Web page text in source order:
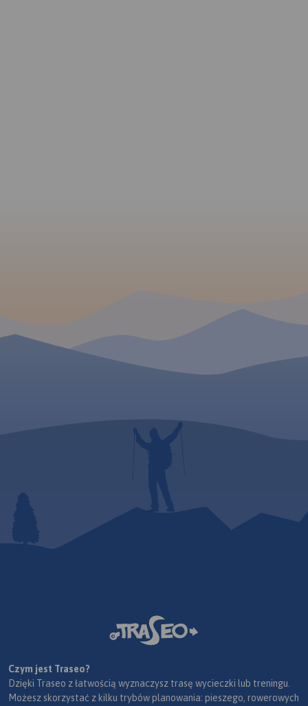
Czym jest Traseo?
Dzięki Traseo z łatwością wyznaczysz trasę wycieczki lub treningu.
Możesz skorzystać z kilku trybów planowania: pieszego, rowerowych